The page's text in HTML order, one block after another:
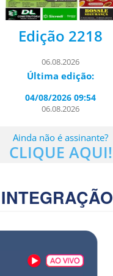
Edição 2218
06.08.2026
Última edição:
04/08/2026 09:54
06.08.2026
Ainda não é assinante?
CLIQUE AQUI!